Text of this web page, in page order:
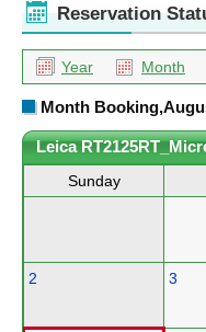
Reservation
Year Month
Month
Leica
Sunday
2 3